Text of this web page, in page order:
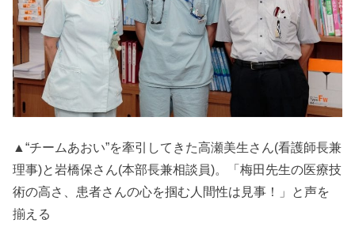
▲“チームあおい”を牽引してきた高瀬美生さん(看護師長兼
理事)と岩橋保さん(本部長兼相談員)。「梅田先生の医療技
術の高さ、患者さんの心を掴む人間性は見事！」と声を
揃える